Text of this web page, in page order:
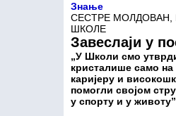
Знање
СЕСТРЕ МОЛДОВАН,
ШКОЛЕ
Завеслаји у
„У Школи смо
кристалише само на
каријеру и
помогли својом
у спорту и у животу”